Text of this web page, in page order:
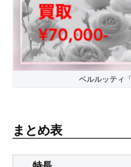
ベルルッティ
まとめ表